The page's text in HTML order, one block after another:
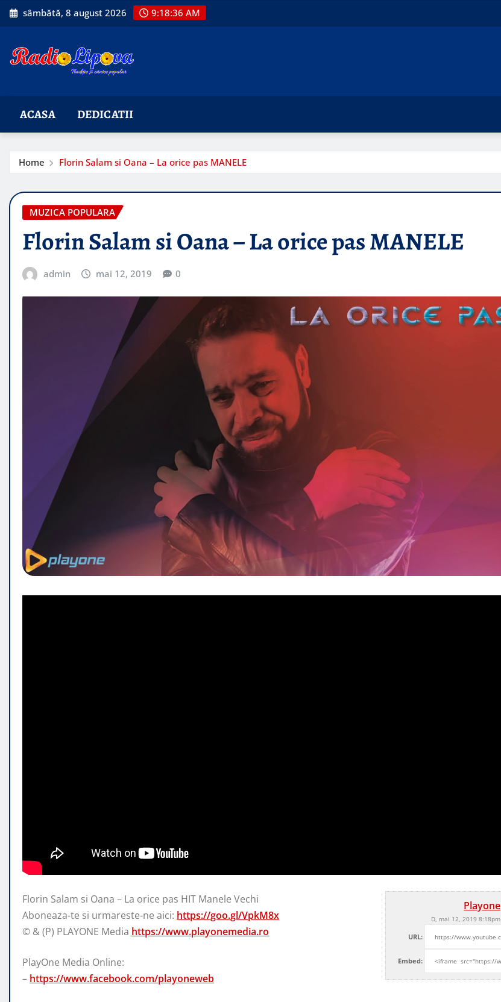
Skip
to
sâmbătă, 8 august 2026 9:18:37 AM
ACASA DEDICATII
Home Florin Salam si Oana – La orice pas MANELE
MUZICA POPULARA
Florin Salam si Oana – La orice pas MANELE
admin mai 12, 2019 0
Playone
D, mai 12, 2019 8:18pm
URL:
Embed:
Florin Salam si Oana – La orice pas HIT Manele Vechi
Aboneaza-te si urmareste-ne aici: https://goo.gl/VpkM8x
© & (P) PLAYONE Media https://www.playonemedia.ro
PlayOne Media Online:
– https://www.facebook.com/playoneweb